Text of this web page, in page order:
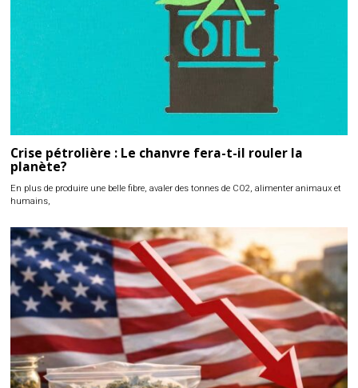
Crise pétrolière : Le chanvre fera-t-il rouler la
planète?
En plus de produire une belle fibre, avaler des tonnes de CO2, alimenter animaux et
humains,